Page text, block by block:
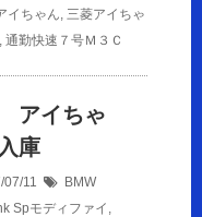
イちゃん, 三菱アイちゃ
, 通勤快速７号Ｍ３Ｃ
アイちゃ
庫
11
BMW
Spモディファイ ,